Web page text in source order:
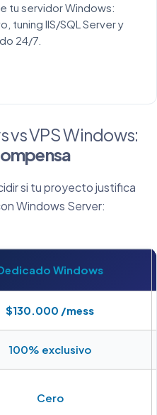
tu servidor Windows:
tuning IIS/SQL Server y
24/7.
VPS Windows:
si tu proyecto justifica
Windows Server:
Windows
$130.000 /mess
100% exclusivo
Cero